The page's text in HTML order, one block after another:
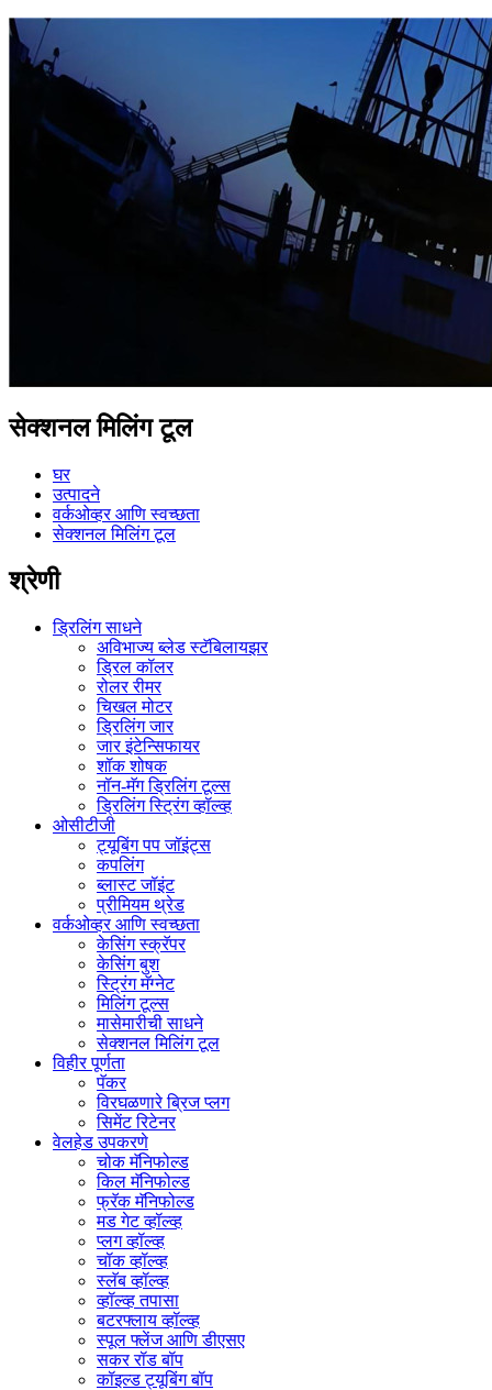
सेक्शनल मिलिंग टूल
घर
उत्पादने
वर्कओव्हर आणि स्वच्छता
सेक्शनल मिलिंग टूल
श्रेणी
ड्रिलिंग साधने
अविभाज्य ब्लेड स्टॅबिलायझर
ड्रिल कॉलर
रोलर रीमर
चिखल मोटर
ड्रिलिंग जार
जार इंटेन्सिफायर
शॉक शोषक
नॉन-मॅग ड्रिलिंग टूल्स
ड्रिलिंग स्ट्रिंग व्हॉल्व्ह
ओसीटीजी
ट्यूबिंग पप जॉइंट्स
कपलिंग
ब्लास्ट जॉइंट
प्रीमियम थ्रेड
वर्कओव्हर आणि स्वच्छता
केसिंग स्क्रॅपर
केसिंग बुश
स्ट्रिंग मॅग्नेट
मिलिंग टूल्स
मासेमारीची साधने
सेक्शनल मिलिंग टूल
विहीर पूर्णता
पॅकर
विरघळणारे ब्रिज प्लग
सिमेंट रिटेनर
वेलहेड उपकरणे
चोक मॅनिफोल्ड
किल मॅनिफोल्ड
फ्रॅक मॅनिफोल्ड
मड गेट व्हॉल्व्ह
प्लग व्हॉल्व्ह
चॉक व्हॉल्व्ह
स्लॅब व्हॉल्व्ह
व्हॉल्व्ह तपासा
बटरफ्लाय व्हॉल्व्ह
स्पूल फ्लेंज आणि डीएसए
सकर रॉड बॉप
कॉइल्ड ट्यूबिंग बॉप